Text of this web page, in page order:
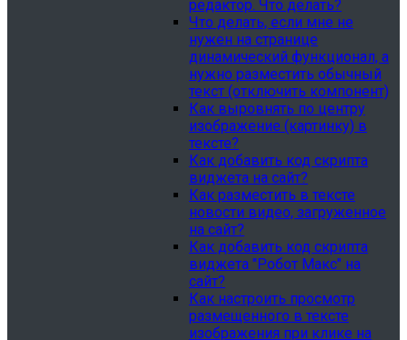
редактор. Что делать?
Что делать, если мне не
нужен на странице
динамический функционал, а
нужно разместить обычный
текст (отключить компонент)
Как выровнять по центру
изображение (картинку) в
тексте?
Как добавить код скрипта
виджета на сайт?
Как разместить в тексте
новости видео, загруженное
на сайт?
Как добавить код скрипта
виджета "Робот Макс" на
сайт?
Как настроить просмотр
размещенного в тексте
изображения при клике на